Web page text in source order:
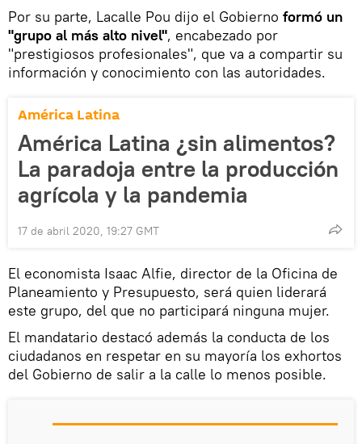
Por su parte, Lacalle Pou dijo el Gobierno formó un
"grupo al más alto nivel", encabezado por
"prestigiosos profesionales", que va a compartir su
información y conocimiento con las autoridades.
América Latina
América Latina ¿sin alimentos?
La paradoja entre la producción
agrícola y la pandemia
17 de abril 2020, 19:27 GMT
El economista Isaac Alfie, director de la Oficina de
Planeamiento y Presupuesto, será quien liderará
este grupo, del que no participará ninguna mujer.
El mandatario destacó además la conducta de los
ciudadanos en respetar en su mayoría los exhortos
del Gobierno de salir a la calle lo menos posible.